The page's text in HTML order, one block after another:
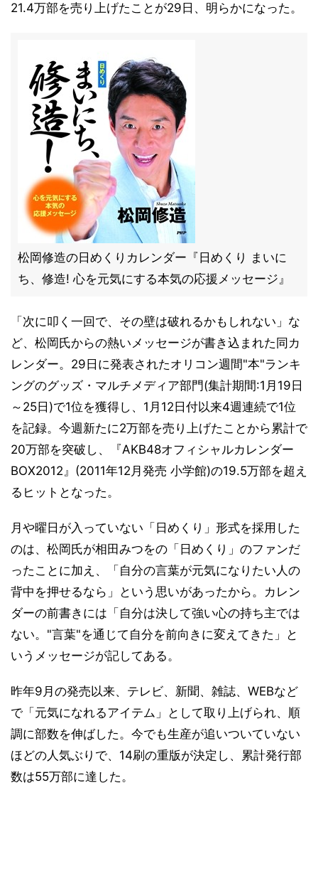
21.4万部を売り上げたことが29日、明らかになった。
松岡修造の日めくりカレンダー『日めくり まいに
ち、修造! 心を元気にする本気の応援メッセージ』
「次に叩く一回で、その壁は破れるかもしれない」な
ど、松岡氏からの熱いメッセージが書き込まれた同カ
レンダー。29日に発表されたオリコン週間"本"ランキ
ングのグッズ・マルチメディア部門(集計期間:1月19日
～25日)で1位を獲得し、1月12日付以来4週連続で1位
を記録。今週新たに2万部を売り上げたことから累計で
20万部を突破し、『AKB48オフィシャルカレンダー
BOX2012』(2011年12月発売 小学館)の19.5万部を超え
るヒットとなった。
月や曜日が入っていない「日めくり」形式を採用した
のは、松岡氏が相田みつをの「日めくり」のファンだ
ったことに加え、「自分の言葉が元気になりたい人の
背中を押せるなら」という思いがあったから。カレン
ダーの前書きには「自分は決して強い心の持ち主では
ない。"言葉"を通じて自分を前向きに変えてきた」と
いうメッセージが記してある。
昨年9月の発売以来、テレビ、新聞、雑誌、WEBなど
で「元気になれるアイテム」として取り上げられ、順
調に部数を伸ばした。今でも生産が追いついていない
ほどの人気ぶりで、14刷の重版が決定し、累計発行部
数は55万部に達した。